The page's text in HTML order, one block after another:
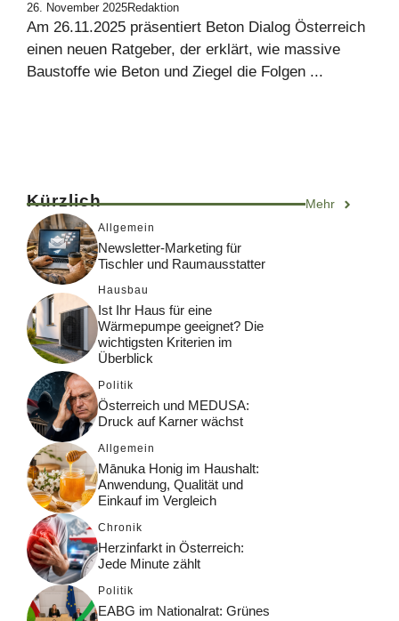
26. November 2025Redaktion
Am 26.11.2025 präsentiert Beton Dialog Österreich
einen neuen Ratgeber, der erklärt, wie massive
Baustoffe wie Beton und Ziegel die Folgen ...
Kürzlich Mehr
Allgemein
Newsletter-Marketing für
Tischler und Raumausstatter
Hausbau
Ist Ihr Haus für eine
Wärmepumpe geeignet? Die
wichtigsten Kriterien im
Überblick
Politik
Österreich und MEDUSA:
Druck auf Karner wächst
Allgemein
Mānuka Honig im Haushalt:
Anwendung, Qualität und
Einkauf im Vergleich
Chronik
Herzinfarkt in Österreich:
Jede Minute zählt
Politik
EABG im Nationalrat: Grünes